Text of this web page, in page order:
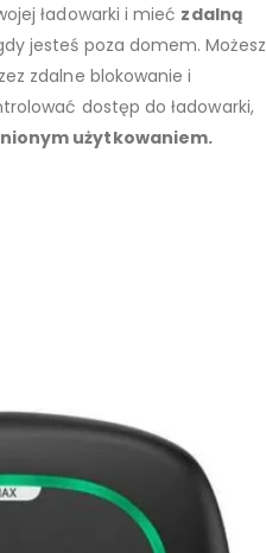
ładowarki i mieć zdalną
jesteś poza domem. Możesz
zdalne blokowanie i
dostęp do ładowarki,
użytkowaniem.